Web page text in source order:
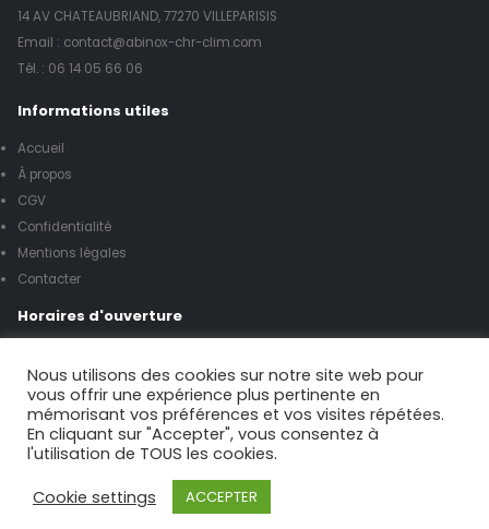
14 AV CHATEAUBRIAND, 77270 VILLEPARISIS
Email : contact@abinox-chr-clim.com
Tél. : 06 14 05 66 06
Informations utiles
Accueil
À propos
CGV
Confidentialité
Mentions légales
Contacter
Horaires d'ouverture
Samedi de 9h00 à 12h00
Nous utilisons des cookies sur notre site web pour
vous offrir une expérience plus pertinente en
mémorisant vos préférences et vos visites répétées.
En cliquant sur "Accepter", vous consentez à
l'utilisation de TOUS les cookies.
Cookie settings
ACCEPTER